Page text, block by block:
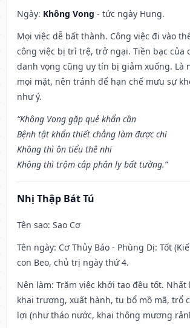
Ngày: Không Vong - tức ngày Hung.
Mọi việc dễ bất thành. Công việc đi vào
công việc bị trì trệ, trở ngại. Tiền bạc của
danh vọng cũng uy tín bị giảm xuống. Là
mọi mặt, nên tránh để hạn chế mưu sự
như ý.
“Không Vong gặp quẻ khẩn cần
Bệnh tật khẩn thiết chẳng làm được chi
Không thì ôn tiểu thê nhi
Không thì trộm cắp phân ly bất tường.”
Nhị Thập Bát Tú
Tên sao: Sao Cơ
Tên ngày: Cơ Thủy Báo - Phùng Dị: Tốt
con Beo, chủ trị ngày thứ 4.
Nên làm: Trăm việc khởi tạo đều tốt. Nhất
khai trương, xuất hành, tu bổ mồ mã, trổ
lợi (như tháo nước, khai thông mương